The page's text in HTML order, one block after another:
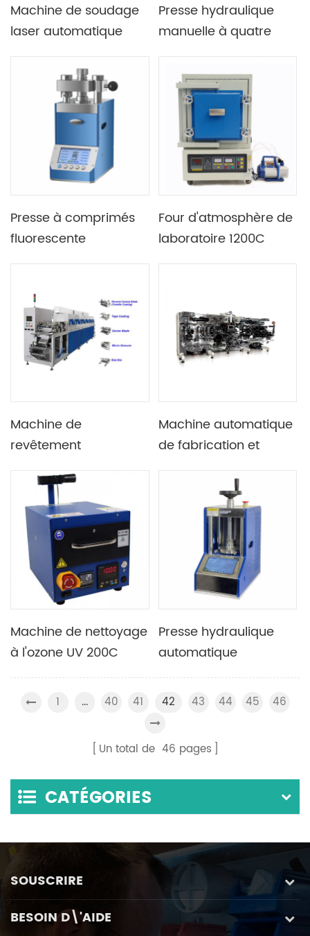
Machine de soudage
laser automatique
bouchons de batterie
cylindriques
Presse hydraulique
manuelle à quatre
laboratoire, avec
manomètre à
affichage numérique,
15T 24T 30T 40T
Presse à comprimés
fluorescente
30T 550W
Four d'atmosphère de
laboratoire 1200C
Machine de
revêtement
automatique, système
de revêtement pilote
polyvalent roll-to-roll
Machine automatique
de fabrication et
d'électrodes pour la
production de cellules
cylindriques 18650
21700 26650 32700
Machine de nettoyage
à l'ozone UV 200C
avec fonction de
chauffage et de
pour la ligne de
laboratoire de cellules
solaires à base de
pérovskite
Presse hydraulique
automatique
Programmable de
presse de comprimé
30T 40T
1 ... 40 41 42 43 44 45 46
Un total de 46 pages
CATÉGORIES
SOUSCRIRE
BESOIN D\'AIDE